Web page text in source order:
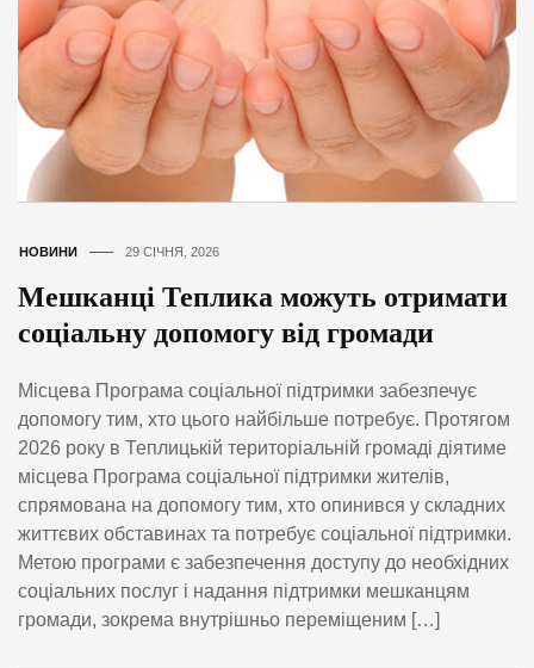
НОВИНИ 29 СІЧНЯ, 2026
Мешканці Теплика можуть отримати
соціальну допомогу від громади
Місцева Програма соціальної підтримки забезпечує
допомогу тим, хто цього найбільше потребує. Протягом
2026 року в Теплицькій територіальній громаді діятиме
місцева Програма соціальної підтримки жителів,
спрямована на допомогу тим, хто опинився у складних
життєвих обставинах та потребує соціальної підтримки.
Метою програми є забезпечення доступу до необхідних
соціальних послуг і надання підтримки мешканцям
громади, зокрема внутрішньо переміщеним […]